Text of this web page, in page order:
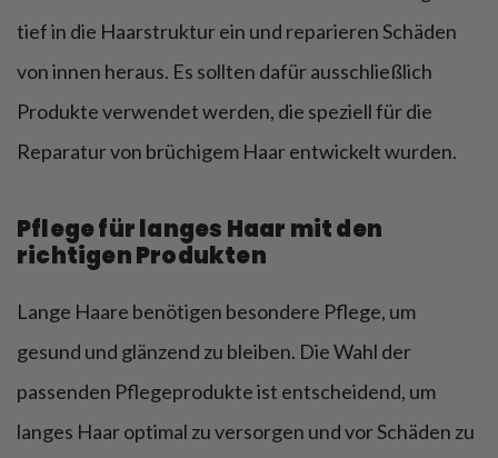
tief in die Haarstruktur ein und reparieren Schäden
von innen heraus. Es sollten dafür ausschließlich
Produkte verwendet werden, die speziell für die
Reparatur von brüchigem Haar entwickelt wurden.
Pflege für langes Haar mit den
richtigen Produkten
Lange Haare benötigen besondere Pflege, um
gesund und glänzend zu bleiben. Die Wahl der
passenden Pflegeprodukte ist entscheidend, um
langes Haar optimal zu versorgen und vor Schäden zu